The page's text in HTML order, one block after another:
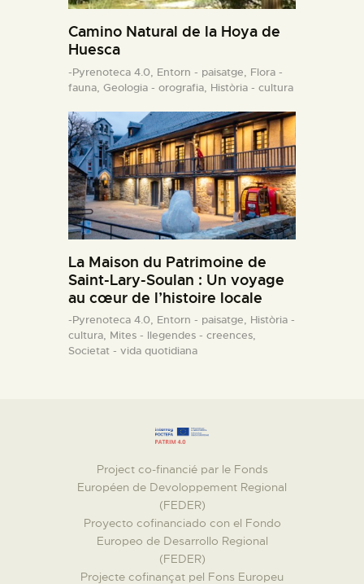
Camino Natural de la Hoya de
Huesca
-Pyrenoteca 4.0, Entorn - paisatge, Flora -
fauna, Geologia - orografia, Història - cultura
La Maison du Patrimoine de
Saint-Lary-Soulan : Un voyage
au cœur de l’histoire locale
-Pyrenoteca 4.0, Entorn - paisatge, Història -
cultura, Mites - llegendes - creences,
Societat - vida quotidiana
Project co-financié par le Fonds
Européen de Devoloppement Regional
(FEDER)
Proyecto cofinanciado con el Fondo
Europeo de Desarrollo Regional
(FEDER)
Projecte cofinançat pel Fons Europeu